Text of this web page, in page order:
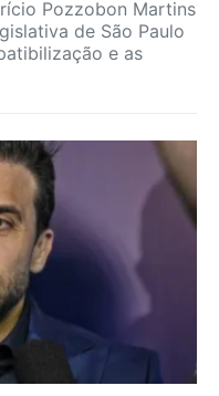
Pozzobon Martins
de São Paulo
e as